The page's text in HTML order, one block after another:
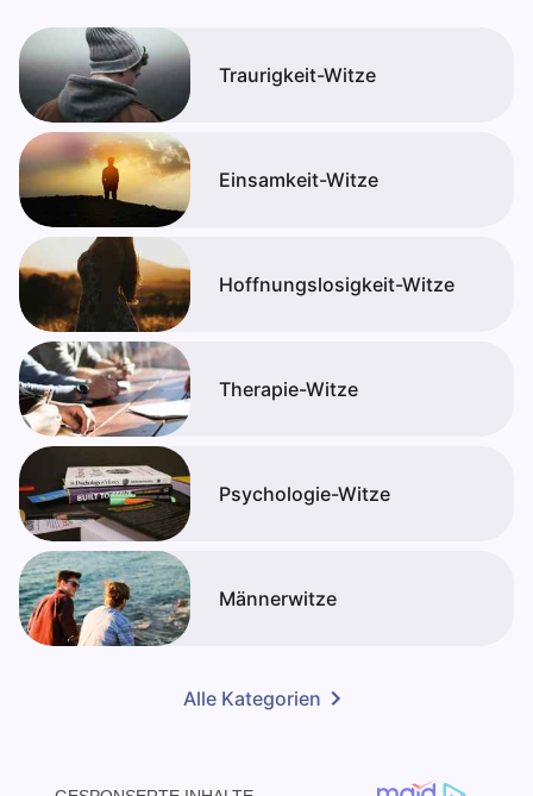
Traurigkeit-Witze
Einsamkeit-Witze
Hoffnungslosigkeit-Witze
Therapie-Witze
Psychologie-Witze
Männerwitze
Alle Kategorien